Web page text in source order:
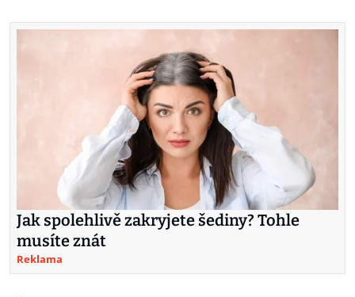
Jak spolehlivě zakryjete šediny? Tohle
musíte znát
Reklama